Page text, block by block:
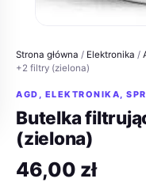
Strona główna / Elektronika /
+2 filtry (zielona)
AGD , ELEKTRONIKA,
Butelka
(zielona)
46,00 zł